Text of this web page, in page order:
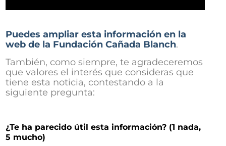
Puedes ampliar esta información en la
web de la Fundación Cañada Blanch.
También, como siempre, te agradeceremos
que valores el interés que consideras que
tiene esta noticia, contestando a la
siguiente pregunta:
¿Te ha parecido útil esta información? (1 nada,
5 mucho)